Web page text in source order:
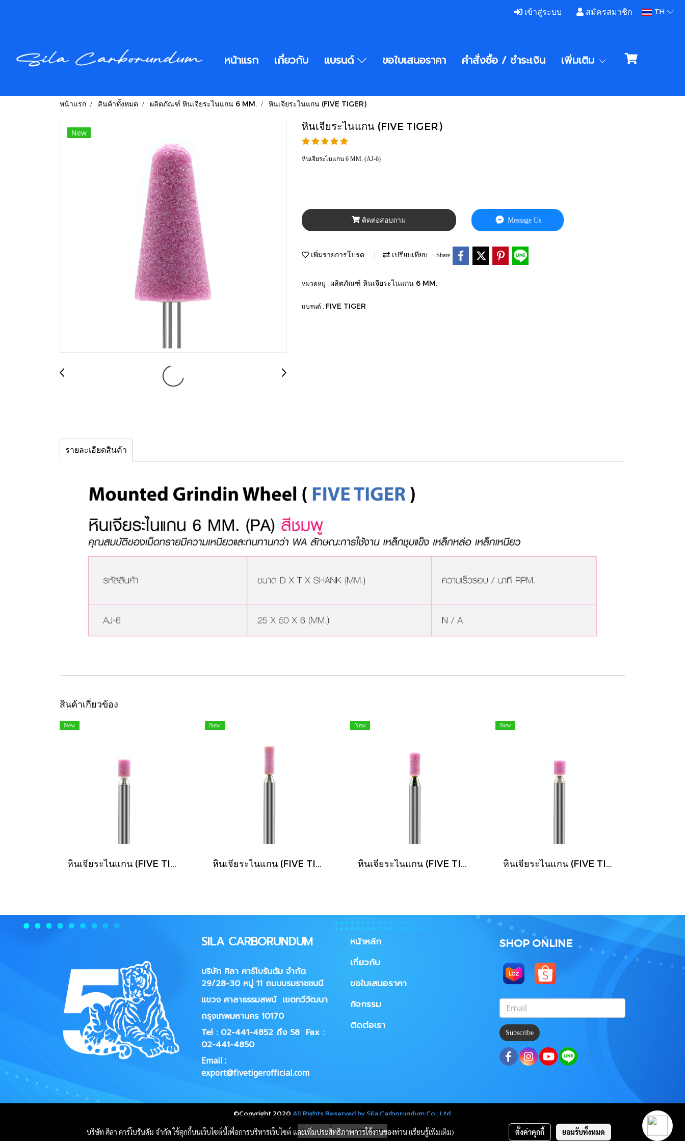
เข้าสู่ระบบ สมัครสมาชิก TH
หน้าแรก เกี่ยวกับ แบรนด์ ขอใบเสนอราคา คำสั่งซื้อ / ชําระเงิน เพิ่มเติม
หน้าแรก สินค้าทั้งหมด ผลิตภัณฑ์ หินเจียระไนแกน 6 MM. หินเจียระไนแกน (FIVE TIGER)
New
หินเจียระไนแกน (FIVE TIGER)
หินเจียระไนแกน 6 MM. (AJ-6)
ติดต่อสอบถาม Message Us
เพิ่มรายการโปรด เปรียบเทียบ Share
หมวดหมู่ : ผลิตภัณฑ์ หินเจียระไนแกน 6 MM.
แบรนด์ : FIVE TIGER
รายละเอียดสินค้า
สินค้าเกี่ยวข้อง
New New New New
SILA CARBORUNDUM
บริษัท ศิลา คาร์โบรันดัม จำกัด
29/28-30 หมู่ 11 ถนนบรมราชชนนี
แขวง ศาลาธรรมสพน์ เขตทวีวัฒนา
กรุงเทพมหานคร 10170
Tel : 02-441-4852 ถึง 58 Fax :
02-441-4850
Email :
export@fivetigerofficial.com
หน้าหลัก
เกี่ยวกับ
ขอใบเสนอราคา
กิจกรรม
ติดต่อเรา
SHOP ONLINE
Subscribe
©Copyright 2020 All Rights Reserved by Sila Carborundum Co., Ltd.
ผู้เข้าชมวันนี้ 1
บริษัท ศิลา คาร์โบรันดัม จำกัด ใช้คุกกี้บนเว็บไซต์นี้เพื่อการบริหารเว็บไซต์ และเพิ่มประสิทธิภาพการใช้งานของท่าน (เรียนรู้เพิ่มเติม) ตั้งค่าคุกกี้ ยอมรับทั้งหมด